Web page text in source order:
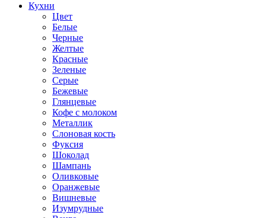
Кухни
Цвет
Белые
Черные
Желтые
Красные
Зеленые
Серые
Бежевые
Глянцевые
Кофе с молоком
Металлик
Слоновая кость
Фуксия
Шоколад
Шампань
Оливковые
Оранжевые
Вишневые
Изумрудные